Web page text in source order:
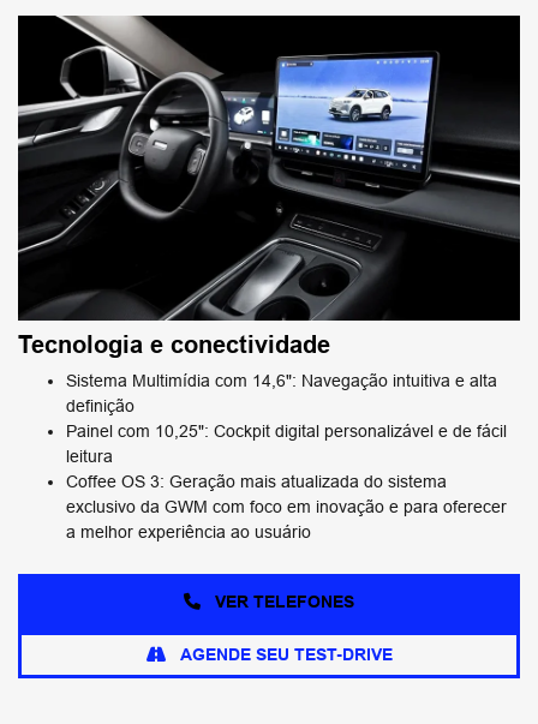
Tecnologia e conectividade
Sistema Multimídia com 14,6": Navegação intuitiva e alta
definição
Painel com 10,25": Cockpit digital personalizável e de fácil
leitura
Coffee OS 3: Geração mais atualizada do sistema
exclusivo da GWM com foco em inovação e para oferecer
a melhor experiência ao usuário
VER TELEFONES
AGENDE SEU TEST-DRIVE